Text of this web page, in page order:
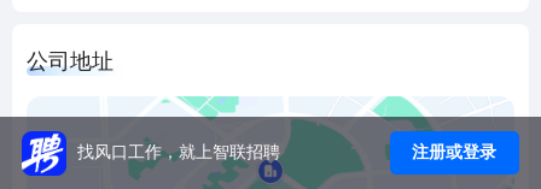
公司地址
找风口工作，就上智联招聘 注册或登录